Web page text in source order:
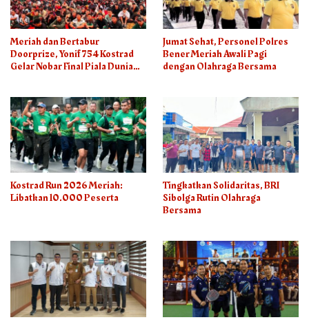
Meriah dan Bertabur
Doorprize, Yonif 754 Kostrad
Gelar Nobar Final Piala Dunia
Jumat Sehat, Personel Polres
Bener Meriah Awali Pagi
dengan Olahraga Bersama
Kostrad Run 2026 Meriah:
Libatkan 10.000 Peserta
Tingkatkan Solidaritas, BRI
Sibolga Rutin Olahraga
Bersama